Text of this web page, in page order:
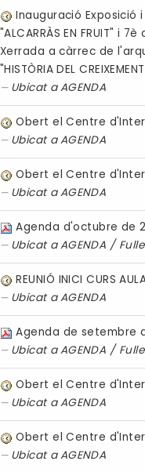
Inauguració Exposició
"ALCARRÀS EN FRUIT" i
Xerrada a càrrec de
"HISTÒRIA DEL
Ubicat aAGENDA
Obert el Centre
Ubicat aAGENDA
Obert el Centre
Ubicat aAGENDA
Agenda d'octubre de
Ubicat aAGENDA /
REUNIÓ INICI CURS
Ubicat aAGENDA
Agenda de setembre
Ubicat aAGENDA /
Obert el Centre
Ubicat aAGENDA
Obert el Centre
Ubicat aAGENDA